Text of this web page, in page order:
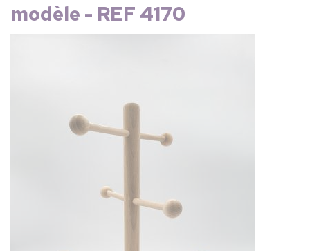
modèle - REF 4170